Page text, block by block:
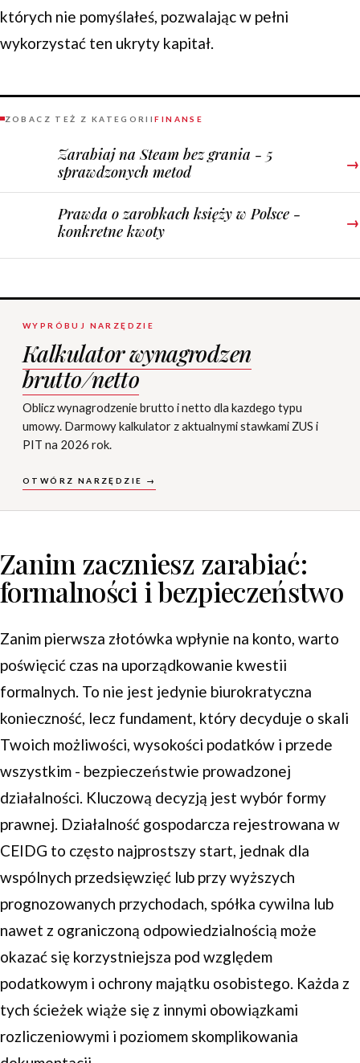
których nie pomyślałeś, pozwalając w pełni
wykorzystać ten ukryty kapitał.
ZOBACZ TEŻ Z KATEGORIIFINANSE
Zarabiaj na Steam bez grania - 5
sprawdzonych metod
→
Prawda o zarobkach księży w Polsce -
konkretne kwoty
→
WYPRÓBUJ NARZĘDZIE
Kalkulator wynagrodzen
brutto/netto
Oblicz wynagrodzenie brutto i netto dla kazdego typu
umowy. Darmowy kalkulator z aktualnymi stawkami ZUS i
PIT na 2026 rok.
OTWÓRZ NARZĘDZIE →
Zanim zaczniesz zarabiać:
formalności i bezpieczeństwo
Zanim pierwsza złotówka wpłynie na konto, warto
poświęcić czas na uporządkowanie kwestii
formalnych. To nie jest jedynie biurokratyczna
konieczność, lecz fundament, który decyduje o skali
Twoich możliwości, wysokości podatków i przede
wszystkim - bezpieczeństwie prowadzonej
działalności. Kluczową decyzją jest wybór formy
prawnej. Działalność gospodarcza rejestrowana w
CEIDG to często najprostszy start, jednak dla
wspólnych przedsięwzięć lub przy wyższych
prognozowanych przychodach, spółka cywilna lub
nawet z ograniczoną odpowiedzialnością może
okazać się korzystniejsza pod względem
podatkowym i ochrony majątku osobistego. Każda z
tych ścieżek wiąże się z innymi obowiązkami
rozliczeniowymi i poziomem skomplikowania